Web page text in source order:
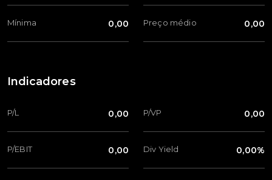
Mínima 0,00 Preço médio 0,00
Indicadores
P/L 0,00
P/EBIT 0,00
P/VP 0,00
Div Yield 0,00%